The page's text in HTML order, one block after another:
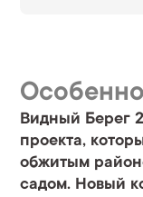
Видный Берег
проекта,
обжитым
садом. Новый